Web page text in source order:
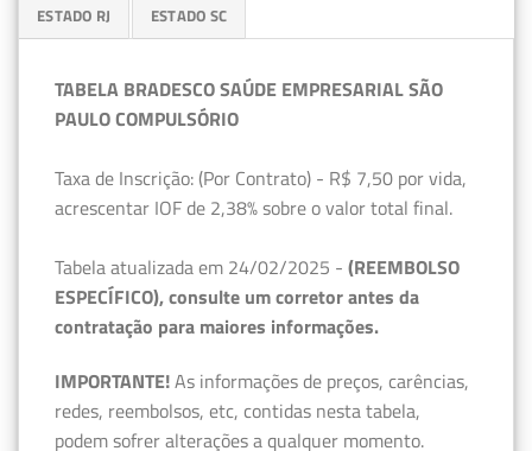
ESTADO RJ ESTADO SC
TABELA BRADESCO SAÚDE EMPRESARIAL SÃO
PAULO COMPULSÓRIO
Taxa de Inscrição: (Por Contrato) - R$ 7,50 por vida,
acrescentar IOF de 2,38% sobre o valor total final.
Tabela atualizada em 24/02/2025 - (REEMBOLSO
ESPECÍFICO), consulte um corretor antes da
contratação para maiores informações.
IMPORTANTE!As informações de preços, carências,
redes, reembolsos, etc, contidas nesta tabela,
podem sofrer alterações a qualquer momento.